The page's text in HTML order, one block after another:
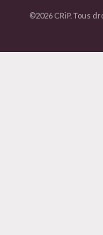
©2026 CRiP. Tous